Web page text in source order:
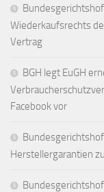
Wiederkaufsrechts
Vertrag
BGH legt EuGH
Facebook vor
Herstellergarantien